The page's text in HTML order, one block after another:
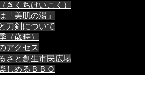
きくちけいこく）
「美肌の湯」
刀剣について
（歳時）
アクセス
さと創生市民広場
しめるＢＢＱ